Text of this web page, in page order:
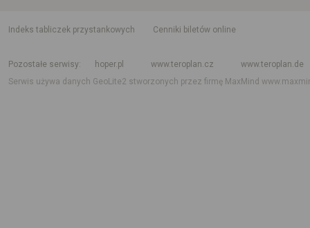
indeks tabliczek przystankowych
Cenniki biletów online
Pozostałe serwisy
hoper.pl www.teroplan.cz
www.teroplan.de
Serwis używa danych GeoLite2 stworzonych przez firmę MaxMind